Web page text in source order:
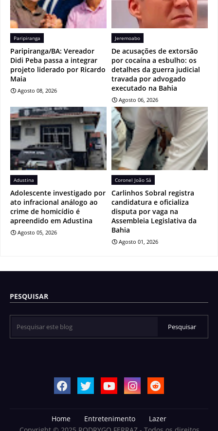
Paripiranga
Paripiranga/BA: Vereador
Didi Peba passa a integrar
projeto liderado por Ricardo
Maia
Agosto 08, 2026
Jeremoabo
De acusações de extorsão
por cocaína a esbulho: os
detalhes da guerra judicial
travada por advogado
executado na Bahia
Agosto 06, 2026
Adustina
Adolescente investigado por
ato infracional análogo ao
crime de homicídio é
apreendido em Adustina
Agosto 05, 2026
Coronel João Sá
Carlinhos Sobral registra
candidatura e oficializa
disputa por vaga na
Assembleia Legislativa da
Bahia
Agosto 01, 2026
PESQUISAR
Home Entretenimento
Lazer